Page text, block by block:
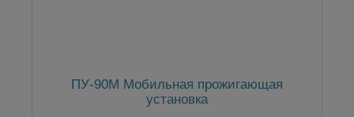
ПУ-90М Мобильная прожигающая
установка